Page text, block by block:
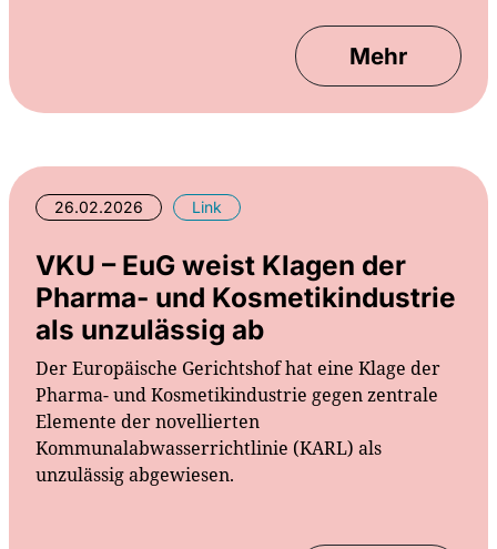
Mehr
26.02.2026 Link
VKU – EuG weist Klagen der
Pharma- und Kosmetikindustrie
als unzulässig ab
Der Europäische Gerichtshof hat eine Klage der
Pharma- und Kosmetikindustrie gegen zentrale
Elemente der novellierten
Kommunalabwasserrichtlinie (KARL) als
unzulässig abgewiesen.